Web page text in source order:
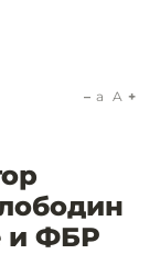
a A
и ФБР